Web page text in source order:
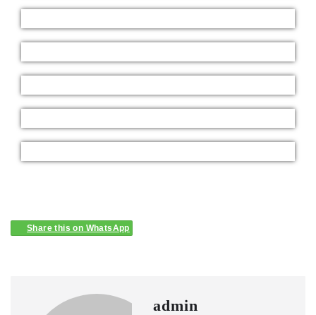
Share this on WhatsApp
admin